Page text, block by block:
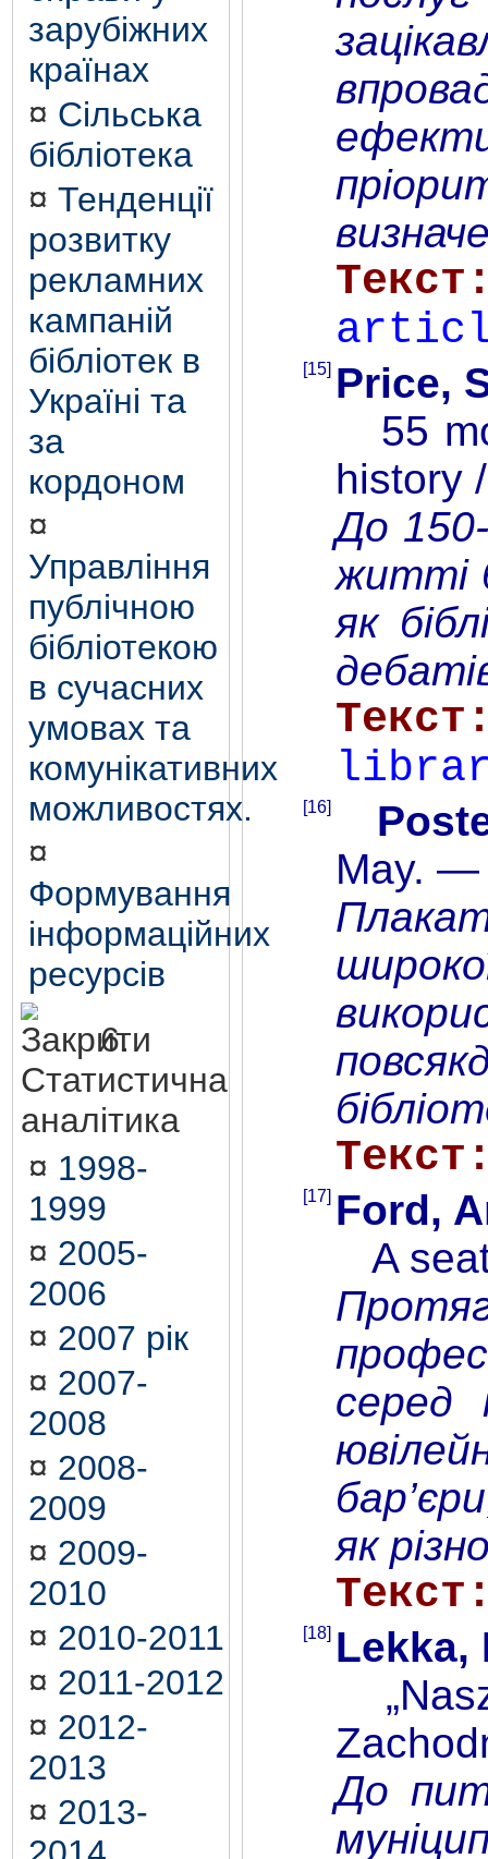
зарубіжних
країнах
¤ Сільська
бібліотека
¤ Тенденції
розвитку
рекламних
кампаній
бібліотек в
Україні та
за
кордоном
¤
Управління
публічною
бібліотекою
в сучасних
умовах та
комунікативних
можливостях.
¤
Формування
інформаційних
ресурсів
6.
Статистична
аналітика
¤ 1998-
1999
¤ 2005-
2006
¤ 2007 рік
¤ 2007-
2008
¤ 2008-
2009
¤ 2009-
2010
¤ 2010-2011
¤ 2011-2012
¤ 2012-
2013
¤ 2013-
[15] Price,
55
history
До 150-
житті
як
[16]
May.
[17] Ford,
A
серед
як
[18] Lekka,
До